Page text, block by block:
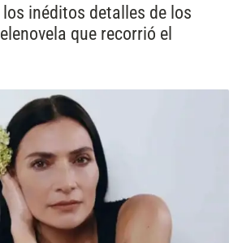
inéditos detalles de los
que recorrió el